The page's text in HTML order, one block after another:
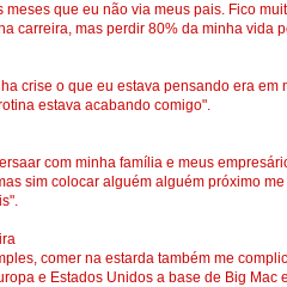
meses que eu não via meus pais. Fico
carreira, mas perdir 80% da minha vida
crise o que eu estava pensando era em
estava acabando comigo".
com minha família e meus
sim colocar alguém alguém próximo
comer na estarda também me
e Estados Unidos a base de Big Mac